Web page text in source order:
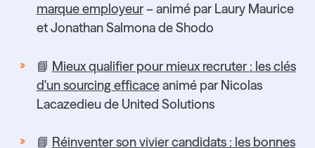
marque employeur– animé par Laury Maurice
et Jonathan Salmona de Shodo
📘 Mieux qualifier pour mieux recruter : les clés
d'un sourcing efficaceanimé par Nicolas
Lacazedieu de United Solutions
📘 Réinventer son vivier candidats : les bonnes